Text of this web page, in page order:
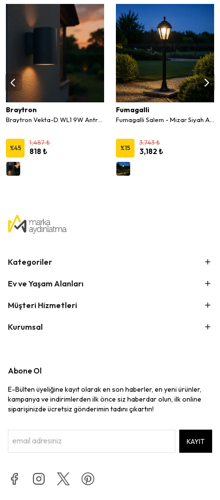
Braytron
%45
1,487 ₺
818 ₺
Fumagalli
%15
3,743 ₺
3,182 ₺
Kategoriler
Ev ve Yaşam Alanları
Müşteri Hizmetleri
Kurumsal
Abone Ol
E-Bülten üyeliğine kayıt olarak en son haberler, en yeni ürünler,
kampanya ve indirimlerden ilk önce siz haberdar olun, ilk online
siparişinizde ücretsiz gönderimin tadını çıkartın!
KAYIT